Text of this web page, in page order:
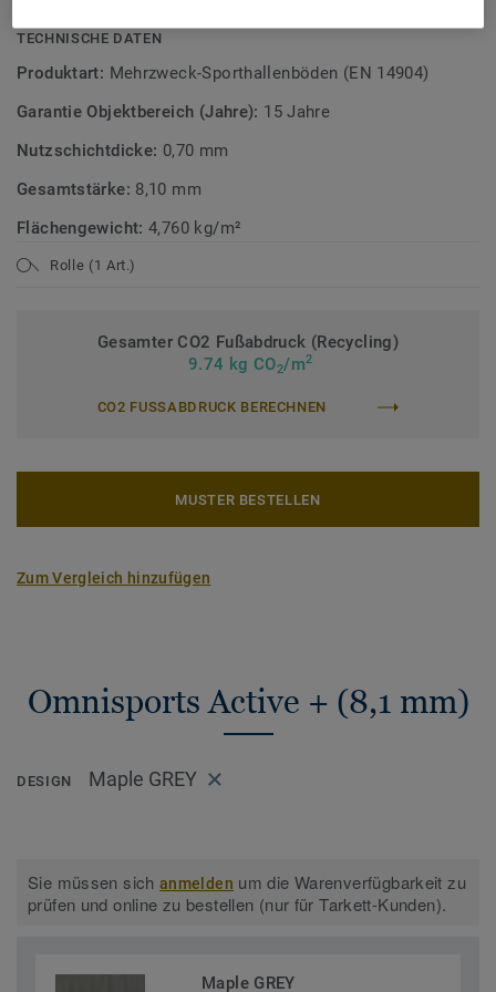
TECHNISCHE DATEN
Produktart: Mehrzweck-Sporthallenböden (EN 14904)
Garantie Objektbereich (Jahre): 15 Jahre
Nutzschichtdicke: 0,70 mm
Gesamtstärke: 8,10 mm
Flächengewicht:4,760 kg/m²
Rolle (1 Art.)
Gesamter CO2 Fußabdruck (Recycling)
9.74 kg CO2/m2
CO2 FUSSABDRUCK BERECHNEN
MUSTER BESTELLEN
Zum Vergleich hinzufügen
Omnisports Active + (8,1 mm)
DESIGN Maple GREY
Sie müssen sichanmelden um die Warenverfügbarkeit zu
prüfen und online zu bestellen (nur für Tarkett-Kunden).
Maple GREY